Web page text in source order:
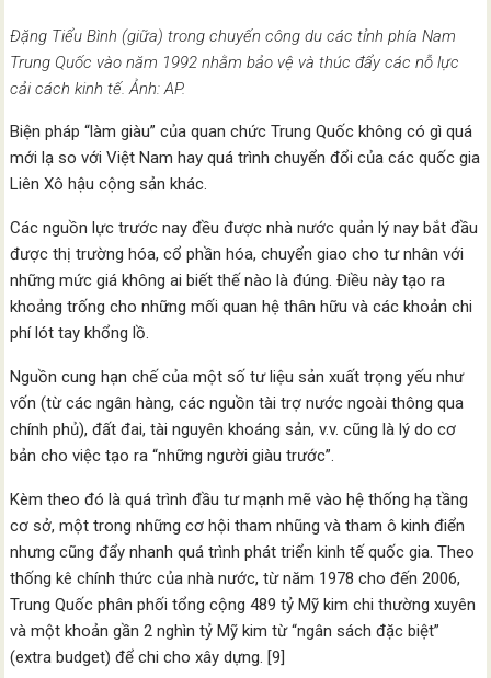
Đặng Tiểu Bình (giữa) trong chuyến công du các tỉnh phía Nam
Trung Quốc vào năm 1992 nhằm bảo vệ và thúc đẩy các nỗ lực
cải cách kinh tế. Ảnh: AP.
Biện pháp “làm giàu” của quan chức Trung Quốc không có gì quá
mới lạ so với Việt Nam hay quá trình chuyển đổi của các quốc gia
Liên Xô hậu cộng sản khác.
Các nguồn lực trước nay đều được nhà nước quản lý nay bắt đầu
được thị trường hóa, cổ phần hóa, chuyển giao cho tư nhân với
những mức giá không ai biết thế nào là đúng. Điều này tạo ra
khoảng trống cho những mối quan hệ thân hữu và các khoản chi
phí lót tay khổng lồ.
Nguồn cung hạn chế của một số tư liệu sản xuất trọng yếu như
vốn (từ các ngân hàng, các nguồn tài trợ nước ngoài thông qua
chính phủ), đất đai, tài nguyên khoáng sản, v.v. cũng là lý do cơ
bản cho việc tạo ra “những người giàu trước”.
Kèm theo đó là quá trình đầu tư mạnh mẽ vào hệ thống hạ tầng
cơ sở, một trong những cơ hội tham nhũng và tham ô kinh điển
nhưng cũng đẩy nhanh quá trình phát triển kinh tế quốc gia. Theo
thống kê chính thức của nhà nước, từ năm 1978 cho đến 2006,
Trung Quốc phân phối tổng cộng 489 tỷ Mỹ kim chi thường xuyên
và một khoản gần 2 nghìn tỷ Mỹ kim từ “ngân sách đặc biệt”
(extra budget) để chi cho xây dựng. [9]